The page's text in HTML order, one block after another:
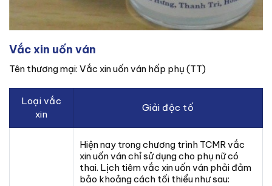
Vắc xin uốn ván
Tên thương mại: Vắc xin uốn ván hấp phụ (TT)
Loại vắc
xin
Giải độc tố
Hiện nay trong chương trình TCMR vắc
xin uốn ván chỉ sử dụng cho phụ nữ có
thai. Lịch tiêm vắc xin uốn ván phải đảm
bảo khoảng cách tối thiểu như sau: